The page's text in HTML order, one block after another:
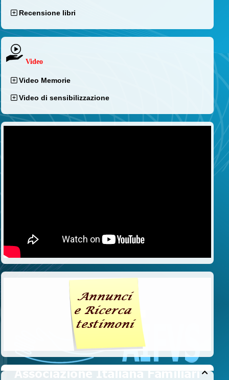
Recensione libri
Video
Video Memorie
Video di sensibilizzazione
